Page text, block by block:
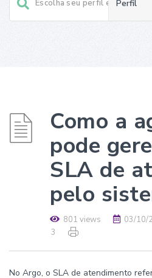
Como a
pode
SLA de
pelo
801 views 03/10/
3
No Argo, o SLA de atendimento